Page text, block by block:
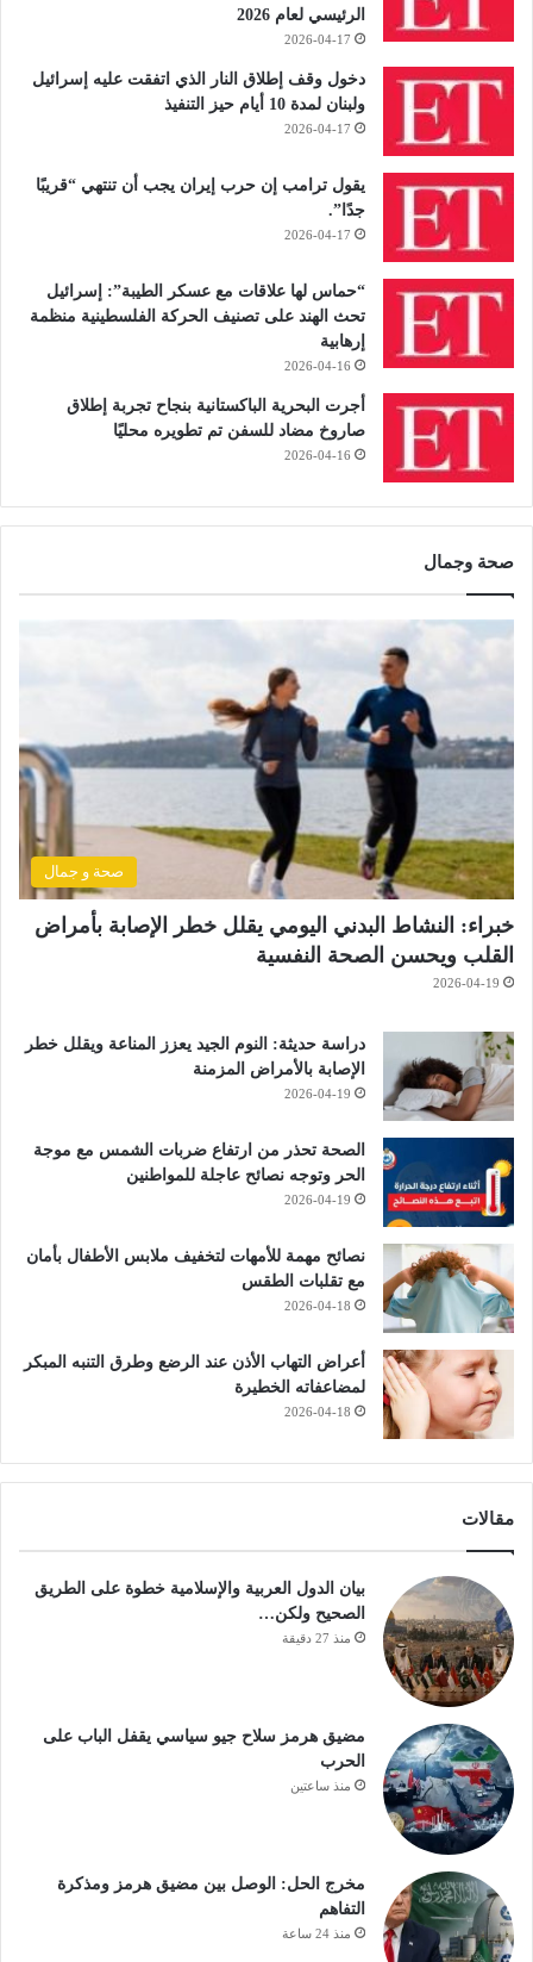
الرئيسي لعام 2026
2026-04-17
دخول وقف إطلاق النار الذي اتفقت عليه إسرائيل
ولبنان لمدة 10 أيام حيز التنفيذ
2026-04-17
يقول ترامب إن حرب إيران يجب أن تنتهي “قريبًا
جدًا”.
2026-04-17
“حماس لها علاقات مع عسكر الطيبة”: إسرائيل
تحث الهند على تصنيف الحركة الفلسطينية منظمة
إرهابية
2026-04-16
أجرت البحرية الباكستانية بنجاح تجربة إطلاق
صاروخ مضاد للسفن تم تطويره محليًا
2026-04-16
صحة وجمال
صحة و جمال
خبراء: النشاط البدني اليومي يقلل خطر الإصابة بأمراض
القلب ويحسن الصحة النفسية
2026-04-19
دراسة حديثة: النوم الجيد يعزز المناعة ويقلل خطر
الإصابة بالأمراض المزمنة
2026-04-19
الصحة تحذر من ارتفاع ضربات الشمس مع موجة
الحر وتوجه نصائح عاجلة للمواطنين
2026-04-19
نصائح مهمة للأمهات لتخفيف ملابس الأطفال بأمان
مع تقلبات الطقس
2026-04-18
أعراض التهاب الأذن عند الرضع وطرق التنبه المبكر
لمضاعفاته الخطيرة
2026-04-18
مقالات
بيان الدول العربية والإسلامية خطوة على الطريق
الصحيح ولكن…
منذ 27 دقيقة
مضيق هرمز سلاح جيو سياسي يقفل الباب على
الحرب
منذ ساعتين
مخرج الحل: الوصل بين مضيق هرمز ومذكرة
التفاهم
منذ 24 ساعة